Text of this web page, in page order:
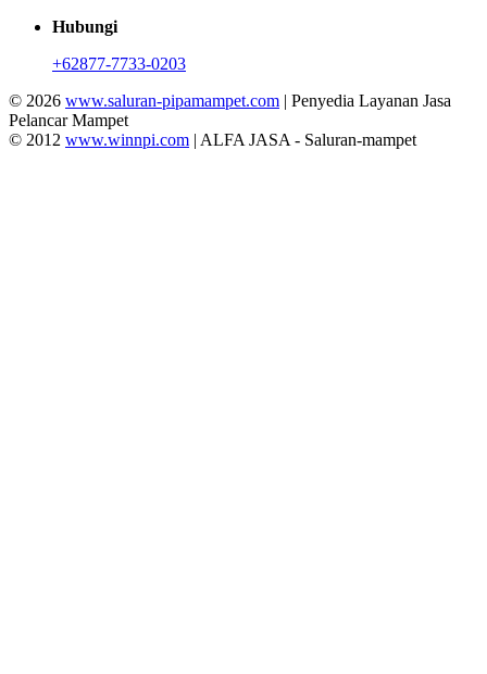
Hubungi
+62877-7733-0203
© 2026 www.saluran-pipamampet.com | Penyedia Layanan Jasa
Pelancar Mampet
© 2012 www.winnpi.com | ALFA JASA - Saluran-mampet